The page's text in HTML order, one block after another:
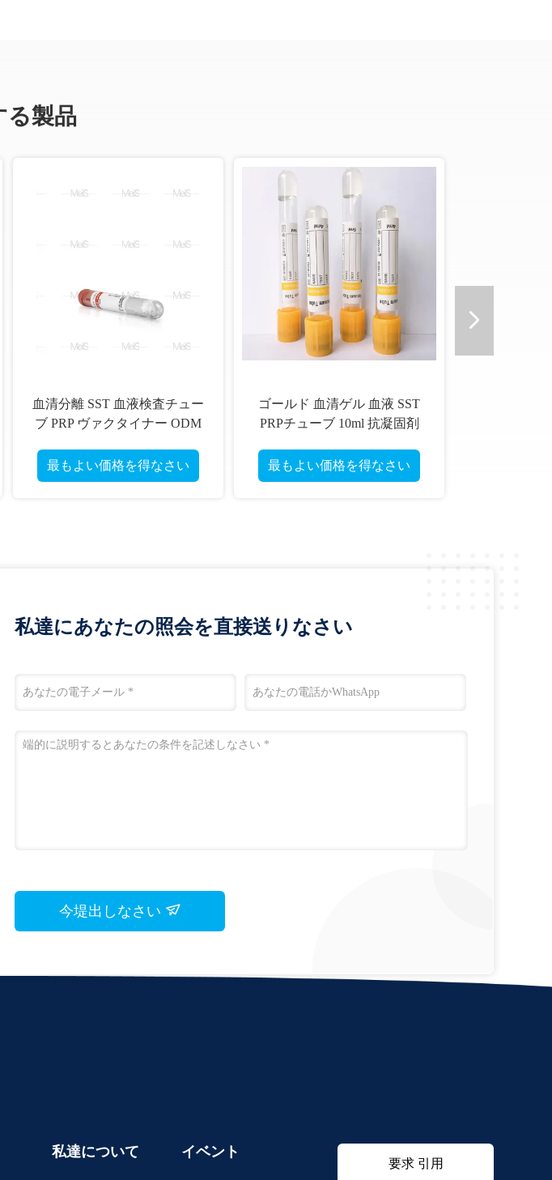
る製品
血清分離 SST 血液検査チュー
ブ PRP ヴァクタイナー ODM
最もよい価格を得なさい
ゴールド 血清ゲル 血液 SST
PRPチューブ 10ml 抗凝固剤
最もよい価格を得なさい
私達にあなたの照会を直接送りなさい
今堤出しなさい
私達について イベント
要求 引用